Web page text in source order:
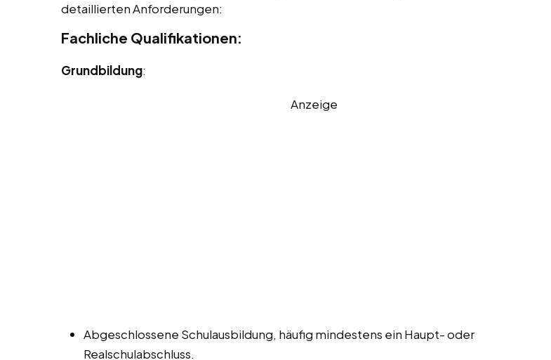
detaillierten Anforderungen:
Fachliche Qualifikationen:
Grundbildung:
Anzeige
Abgeschlossene Schulausbildung, häufig mindestens ein Haupt- oder
Realschulabschluss.